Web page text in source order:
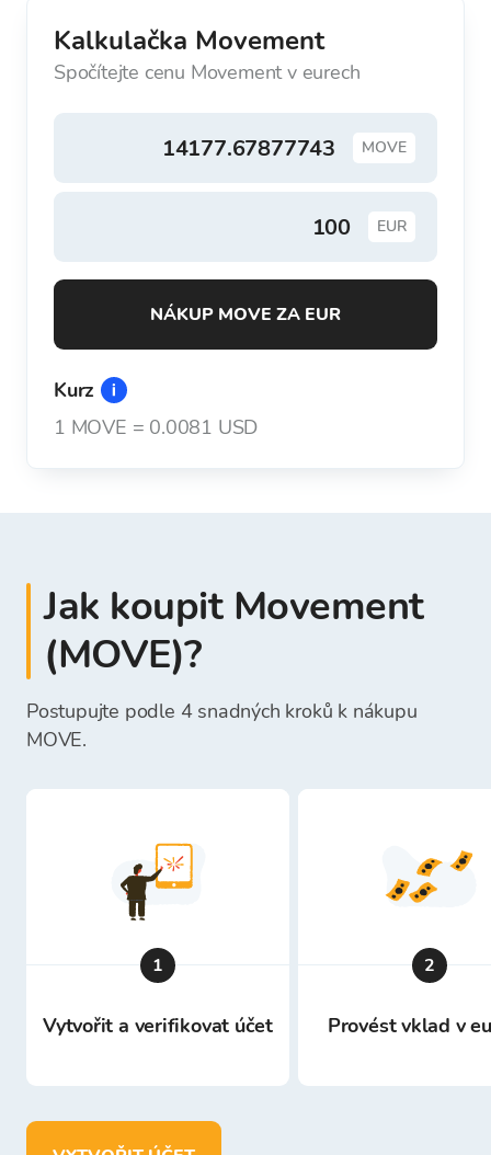
Kalkulačka Movement
Spočítejte cenu Movement v eurech
MOVE
EUR
NÁKUP MOVE ZA EUR
Kurz
1 MOVE = 0.0081 USD
Jak koupit Movement
(MOVE)?
Postupujte podle 4 snadných kroků k nákupu
MOVE.
1
Vytvořit a verifikovat účet
2
Provést vklad v